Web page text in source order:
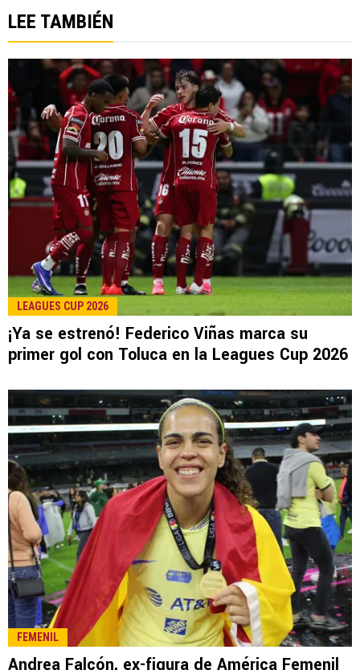
LEE TAMBIÉN
LEAGUES CUP 2026
¡Ya se estrenó! Federico Viñas marca su
primer gol con Toluca en la Leagues Cup 2026
FEMENIL
Andrea Falcón, ex-figura de América Femenil